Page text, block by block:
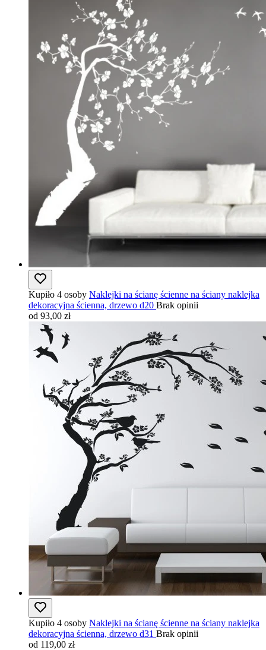
Kupiło 4 osoby Naklejki na ścianę ścienne na ściany naklejka
dekoracyjna ścienna, drzewo d20 Brak opinii
od 93,00 zł
Kupiło 4 osoby Naklejki na ścianę ścienne na ściany naklejka
dekoracyjna ścienna, drzewo d31 Brak opinii
od 119,00 zł